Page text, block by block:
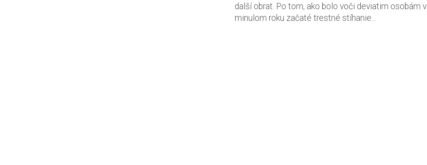
další obrat. Po tom, ako bolo voči deviatim osobám v
minulom roku začaté trestné stíhanie...